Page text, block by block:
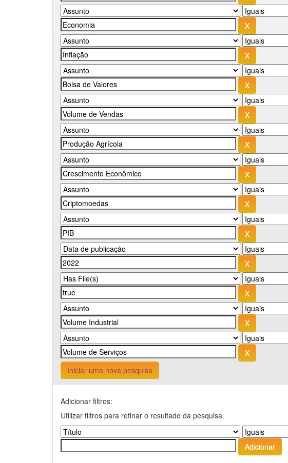
Iniciar uma nova pesquisa
Adicionar filtros:
Utilizar filtros para refinar o resultado da pesquisa.